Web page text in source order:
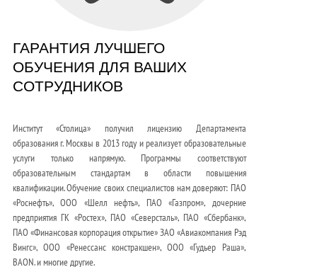
ГАРАНТИЯ ЛУЧШЕГО
ОБУЧЕНИЯ ДЛЯ ВАШИХ
СОТРУДНИКОВ
Институт «Столица» получил лицензию Департамента
образования г. Москвы в 2013 году и реализует образовательные
услуги только напрямую. Программы соответствуют
образовательным стандартам в области повышения
квалификации. Обучение своих специалистов нам доверяют: ПАО
«Роснефть», ООО «Шелл нефть», ПАО «Газпром», дочерние
предприятия ГК «Ростех», ПАО «Северсталь», ПАО «Сбербанк»,
ПАО «Финансовая корпорация открытие» ЗАО «Авиакомпания Рэд
Вингс», ООО «Ренессанс констракшен», ООО «Гудьер Раша»,
BAON. и многие другие.